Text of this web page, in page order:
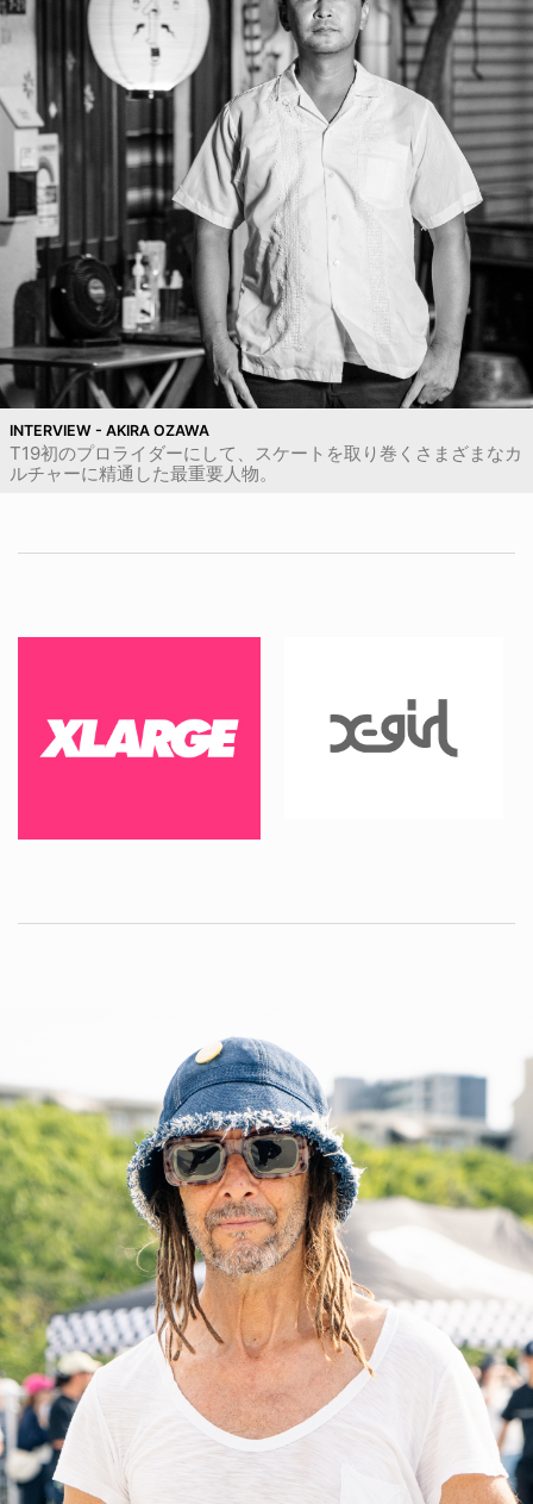
INTERVIEW - AKIRA OZAWA
T19初のプロライダーにして、スケートを取り巻くさまざまなカ
ルチャーに精通した最重要人物。